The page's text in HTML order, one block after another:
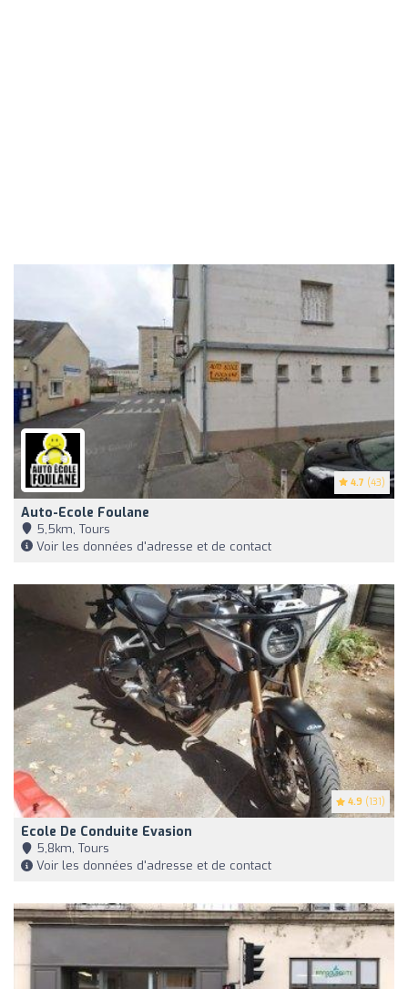
4.7 (43)
Auto-Ecole Foulane
5,5km, Tours
Voir les données d'adresse et de contact
4.9 (131)
Ecole De Conduite Evasion
5,8km, Tours
Voir les données d'adresse et de contact